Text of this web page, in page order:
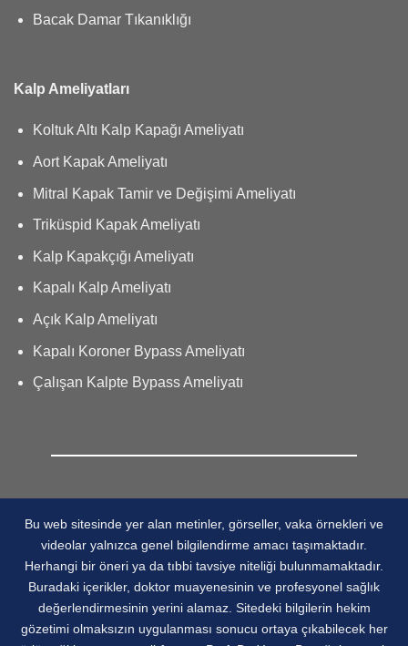
Bacak Damar Tıkanıklığı
Kalp Ameliyatları
Koltuk Altı Kalp Kapağı Ameliyatı
Aort Kapak Ameliyatı
Mitral Kapak Tamir ve Değişimi Ameliyatı
Triküspid Kapak Ameliyatı
Kalp Kapakçığı Ameliyatı
Kapalı Kalp Ameliyatı
Açık Kalp Ameliyatı
Kapalı Koroner Bypass Ameliyatı
Çalışan Kalpte Bypass Ameliyatı
Bu web sitesinde yer alan metinler, görseller, vaka örnekleri ve
videolar yalnızca genel bilgilendirme amacı taşımaktadır.
Herhangi bir öneri ya da tıbbi tavsiye niteliği bulunmamaktadır.
Buradaki içerikler, doktor muayenesinin ve profesyonel sağlık
değerlendirmesinin yerini alamaz. Sitedeki bilgilerin hekim
gözetimi olmaksızın uygulanması sonucu ortaya çıkabilecek her